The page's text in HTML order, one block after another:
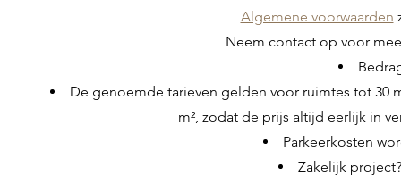
Algemene voorwaarden
Neem contact op voor
De genoemde tarieven gelden voor ruimtes tot 30
m², zodat de prijs altijd eerlijk in
Parkeerkosten
Zakelijk